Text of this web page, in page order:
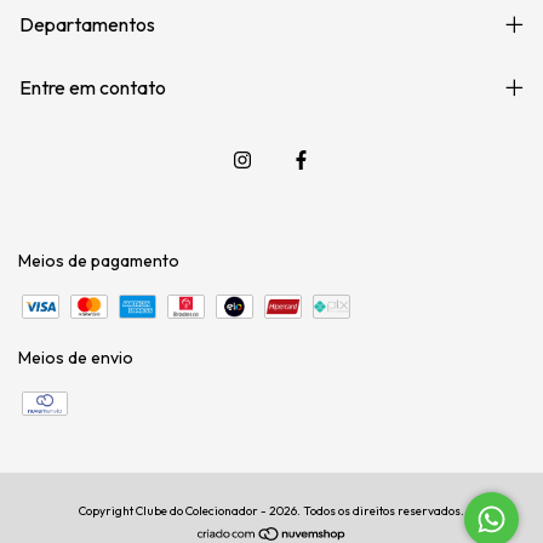
Departamentos
Entre em contato
Meios de pagamento
Meios de envio
Copyright Clube do Colecionador - 2026. Todos os direitos reservados.